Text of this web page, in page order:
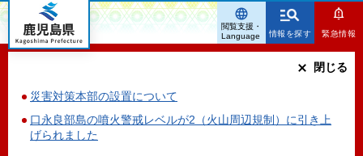
鹿児島県
情報を探す 緊急情報
災害対策本部の設置について
口永良部島の噴火警戒レベルが2（火山周辺規制）に引き上
げられました
閉じる
閲覧支援・
Language